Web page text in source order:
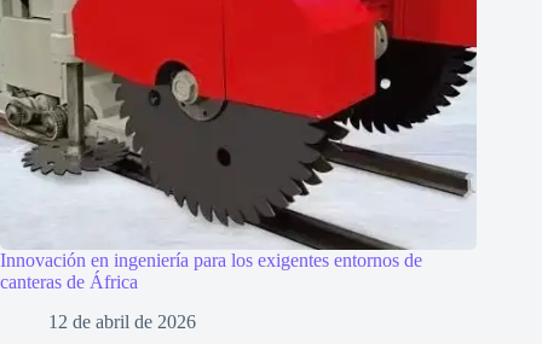
Innovación en ingeniería para los exigentes entornos de
canteras de África
12 de abril de 2026